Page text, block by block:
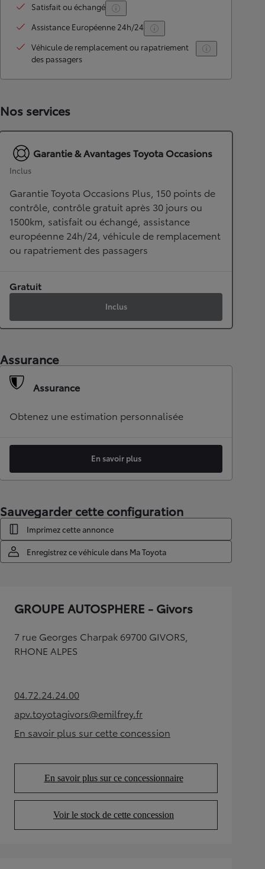
Satisfait ou échangé
Assistance Européenne 24h/24
Véhicule de remplacement ou rapatriement
des passagers
Nos services
Garantie & Avantages Toyota Occasions
Inclus
Garantie Toyota Occasions Plus, 150 points de
contrôle, contrôle gratuit après 30 jours ou
1500km, satisfait ou échangé, assistance
européenne 24h/24, véhicule de remplacement
ou rapatriement des passagers
Gratuit
Inclus
Assurance
Assurance
Obtenez une estimation personnalisée
En savoir plus
Sauvegarder cette configuration
Imprimez cette annonce
Enregistrez ce véhicule dans Ma Toyota
GROUPE AUTOSPHERE - Givors
7 rue Georges Charpak 69700 GIVORS,
RHONE ALPES
04.72.24.24.00(Opens in new tab)
apv.toyotagivors@emilfrey.fr
(Opens in new tab)
En savoir plus sur cette concession
(Opens in new tab)
En savoir plus sur ce concessionnaire
(Opens in new tab)
Voir le stock de cette concession
(Opens in new tab)